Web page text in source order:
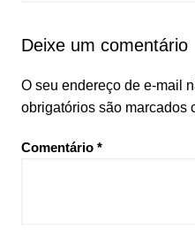
Deixe um comentário
O seu endereço de e-mail
obrigatórios são marcados
Comentário *